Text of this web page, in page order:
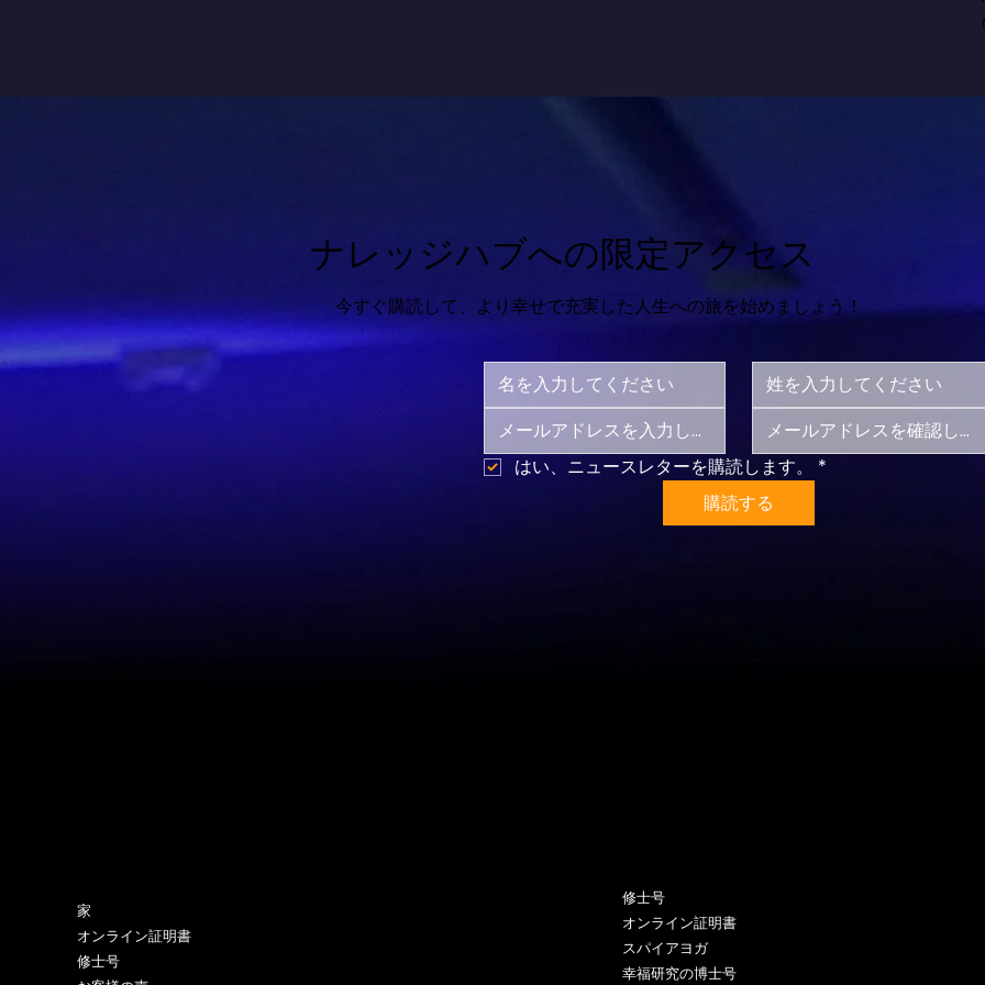
ナレッジハブへの限定アクセス
今すぐ購読して、より幸せで充実した人生への旅を始めましょう！
はい、ニュースレターを購読します。
*
購読する
家
オンライン証明書
修士号
修士号
オンライン証明書
スパイアヨガ
幸福研究の博士号